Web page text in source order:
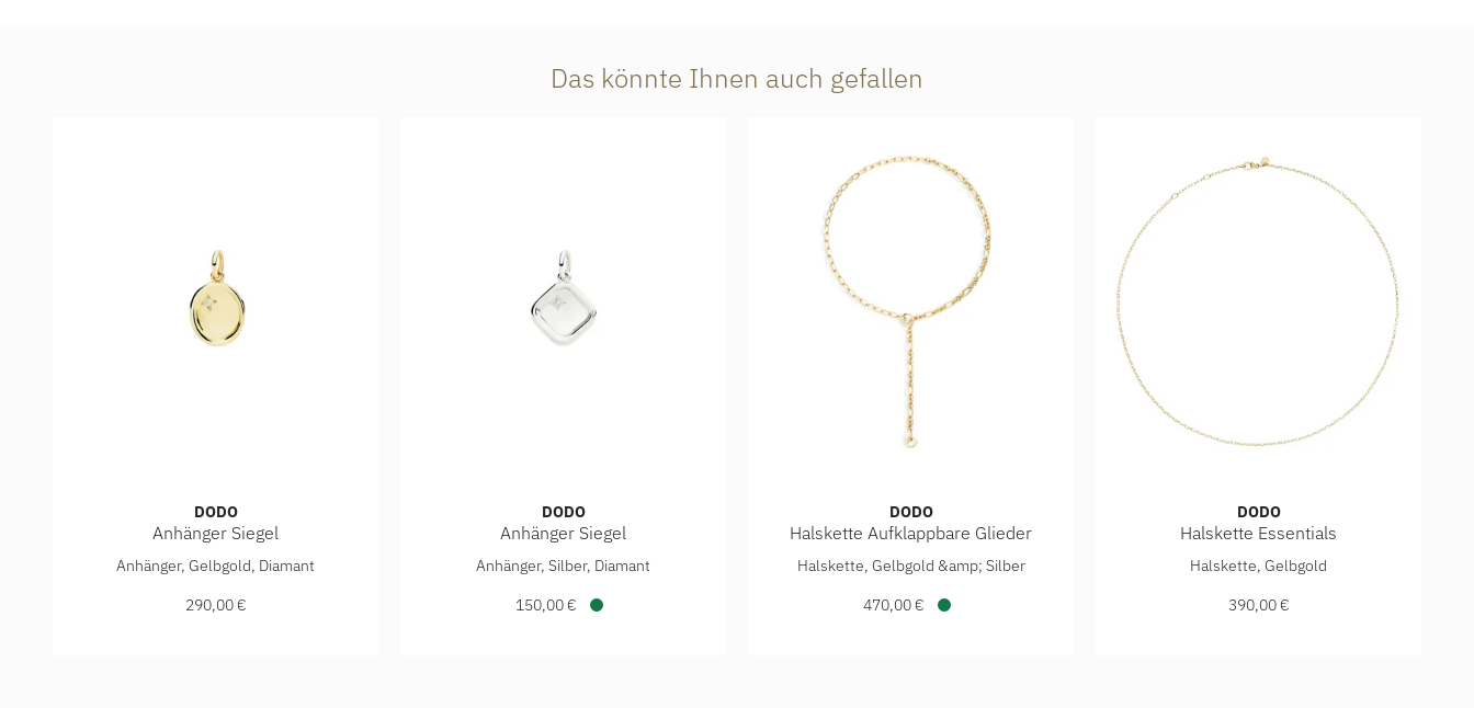
Das könnte Ihnen auch gefallen
DODO
Anhänger Siegel
DoDo Anhänger Siegel, Ref: DMC5020-SIGNE-DB09G, Preis: 290,00 €
Anhänger, Gelbgold, Diamant
290,00 €
DODO
Anhänger Siegel
DoDo Anhänger Siegel, Ref: DMC5021-SIGNE-DB0AG, Preis: 150,00 €, Verfügbar
Anhänger, Silber, Diamant
150,00 €
DODO
Halskette Aufklappbare Glieder
DoDo Halskette Aufklappbare Glieder, Ref: DCC3004-ESSEN-00YAG, Preis: 470,00 €,
Halskette, Gelbgold &amp; Silber
470,00 €
DODO
Halskette Essentials
DoDo Halskette Essentials, Ref: DCC5003-
Halskette, Gelbgold
390,00 €